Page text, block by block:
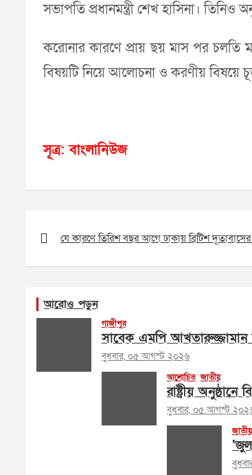
সভাপতি প্রধানমন্ত্রী শেখ হাসিনা। তিনিও
করোনার কারণে প্রায় ছয় মাস পর চলতি
বিষয়টি নিয়ে আলোচনা ও করণীয় বিষয়ে
সূত্র: বাংলানিউজ
navigation
যে কারণে তিরিশ বছর আগে ঢাকায় ব্রিটিশ দূতাবাসের
আরোও পড়ুন
গাজীপুর
সাবেক এমপি আখতারুজ্জামান
বুধবার, ০৫ আগস্ট ২০২৬
আলোচিত জাতীয়
রাষ্ট্রীয়
বুধবার, ০৫ আগস্ট
জাতীয়